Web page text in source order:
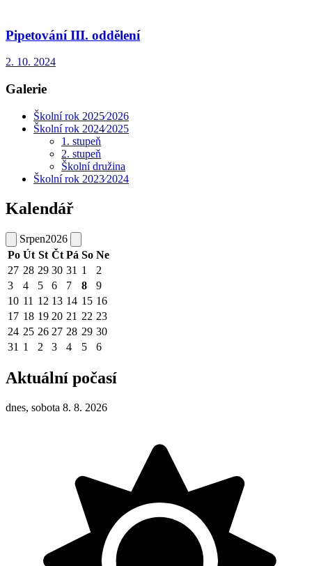
Pipetování III. oddělení
2. 10. 2024
Galerie
Školní rok 2025⁄2026
Školní rok 2024⁄2025
1. stupeň
2. stupeň
Školní družina
Školní rok 2023⁄2024
Kalendář
Srpen2026
Po Út St Čt Pá So Ne
27 28 29 30 31 1
2
3
4 5 6 7 8
9
10 11 12 13 14 15 16
17 18 19 20 21 22 23
24 25 26 27 28 29 30
31 1 2 3 4 5 6
Aktuální počasí
dnes, sobota 8. 8. 2026